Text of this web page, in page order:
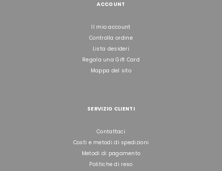
ACCOUNT
Il mio account
Controlla ordine
Lista desideri
Regala una Gift Card
Mappa del sito
SERVIZIO CLIENTI
Contattaci
Costi e metodi di spedizioni
Metodi di pagamento
Politiche di reso